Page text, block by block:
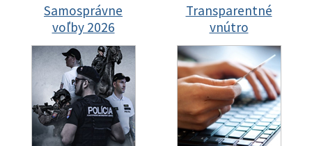
Samosprávne
voľby 2026
Transparentné
vnútro